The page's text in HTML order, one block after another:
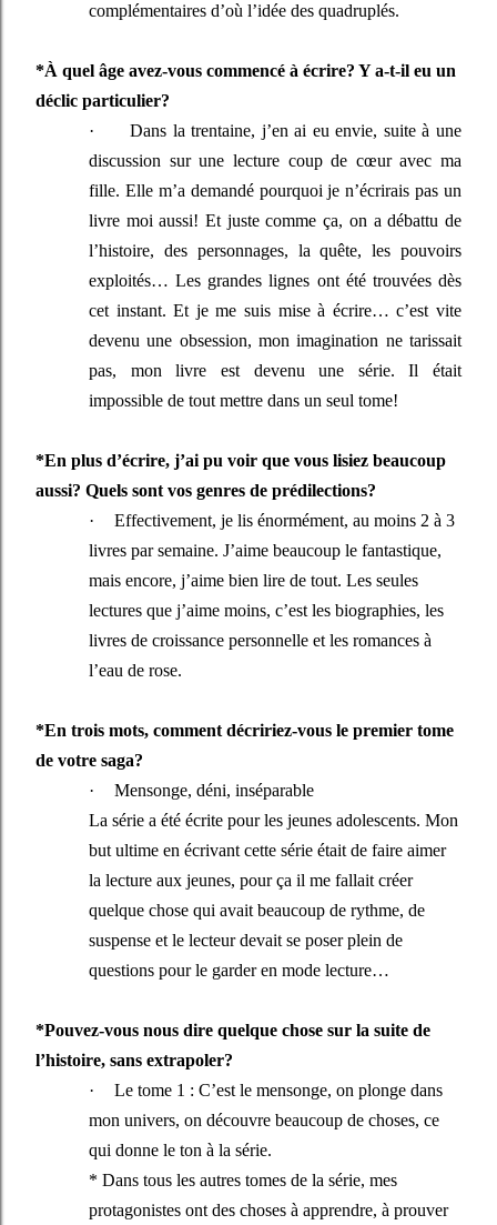
complémentaires d’où l’idée des quadruplés.
*À quel âge avez-vous commencé à écrire? Y a-t-il eu un
déclic particulier?
·
Dans la trentaine, j’en ai eu envie, suite à une
discussion sur une lecture coup de cœur avec ma
fille. Elle m’a demandé pourquoi je n’écrirais pas un
livre moi aussi! Et juste comme ça, on a débattu de
l’histoire, des personnages, la quête, les pouvoirs
exploités… Les grandes lignes ont été trouvées dès
cet instant. Et je me suis mise à écrire… c’est vite
devenu une obsession, mon imagination ne tarissait
pas, mon livre est devenu une série. Il était
impossible de tout mettre dans un seul tome!
*En plus d’écrire, j’ai pu voir que vous lisiez beaucoup
aussi? Quels sont vos genres de prédilections?
·
Effectivement, je lis énormément, au moins 2 à 3
livres par semaine. J’aime beaucoup le fantastique,
mais encore, j’aime bien lire de tout. Les seules
lectures que j’aime moins, c’est les biographies, les
livres de croissance personnelle et les romances à
l’eau de rose.
*En trois mots, comment décririez-vous le premier tome
de votre saga?
·
Mensonge, déni, inséparable
La série a été écrite pour les jeunes adolescents. Mon
but ultime en écrivant cette série était de faire aimer
la lecture aux jeunes, pour ça il me fallait créer
quelque chose qui avait beaucoup de rythme, de
suspense et le lecteur devait se poser plein de
questions pour le garder en mode lecture…
*Pouvez-vous nous dire quelque chose sur la suite de
l’histoire, sans extrapoler?
·
Le tome 1 : C’est le mensonge, on plonge dans
mon univers, on découvre beaucoup de choses, ce
qui donne le ton à la série.
* Dans tous les autres tomes de la série, mes
protagonistes ont des choses à apprendre, à prouver